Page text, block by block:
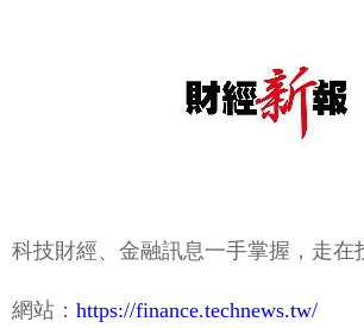
科技財經、金融訊息一手掌握，走在
網站： https://finance.technews.tw/